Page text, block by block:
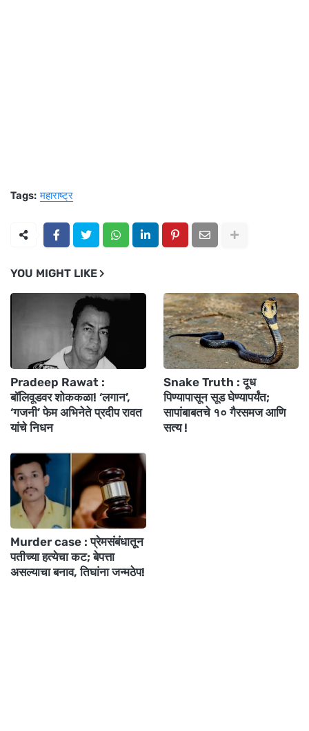
Tags: महाराष्ट्र
YOU MIGHT LIKE
Pradeep Rawat :
बॉलिवूडवर शोककळा! ‘लगान’,
‘गजनी’ फेम अभिनेते प्रदीप रावत
यांचे निधन
Snake Truth : दूध
पिण्यापासून सूड घेण्यापर्यंत;
सापांबाबतचे १० गैरसमज आणि
सत्य !
Murder case : प्रेमसंबंधातून
पतीच्या हत्येचा कट; बेपत्ता
असल्याचा बनाव, तिघांना जन्मठेप!